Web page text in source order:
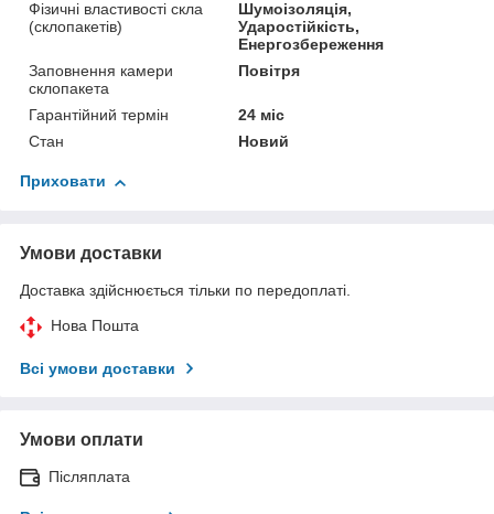
Фізичні властивості скла
(склопакетів)
Шумоізоляція,
Ударостійкість,
Енергозбереження
Заповнення камери
склопакета
Повітря
Гарантійний термін
24 міс
Стан
Новий
Приховати
Умови доставки
Доставка здійснюється тільки по передоплаті.
Нова Пошта
Всі умови доставки
Умови оплати
Післяплата